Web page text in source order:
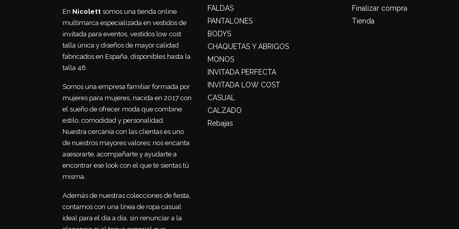
En Nicolett somos una tienda online
multimarca especializada en vestidos de
invitada para eventos, vestidos low cost
talla única y diseños de mayor calidad
fabricados en España, disponibles hasta la
talla 48.
Somos una empresa familiar formada por
mujeres para mujeres, nacida en 2017 con
el sueño de ofrecer moda que combine
estilo, comodidad y personalidad.
Nuestra cercanía con las clientas es uno
de nuestros mayores valores: nos encanta
asesorarte, acompañarte y ayudarte a
encontrar ese look con el que te sientas tú
misma.
Además de nuestras colecciones de fiesta,
contamos con una línea de ropa casual
ideal para el día a día, sin renunciar a la
FALDAS
PANTALONES
BODYS
CHAQUETAS Y ABRIGOS
MONOS
INVITADA PERFECTA
INVITADA LOW COST
CASUAL
CALZADO
Rebajas
Finalizar compra
Tienda